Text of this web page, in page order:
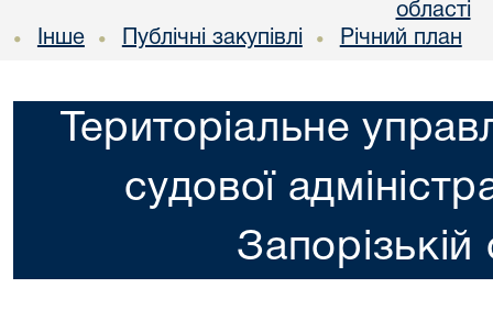
області
• Інше • Публічні закупівлі • Річний план
Територіальне
судової
Запорізькій